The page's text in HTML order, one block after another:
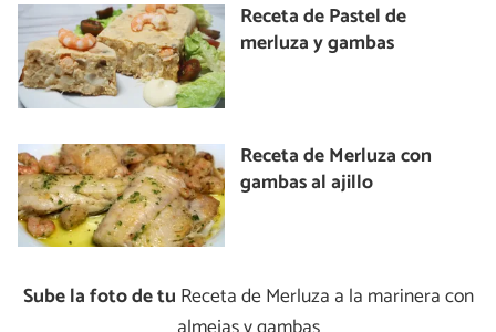
Receta de Pastel de
merluza y gambas
Receta de Merluza con
gambas al ajillo
Sube la foto de tu Receta de Merluza a la marinera con